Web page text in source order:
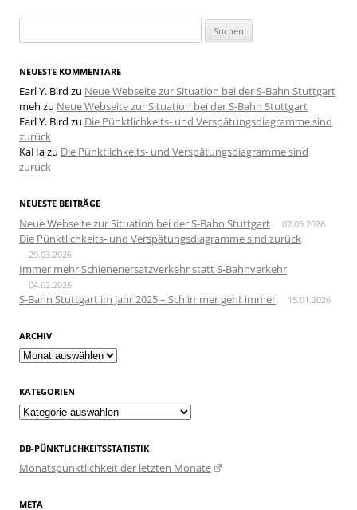
nach:
NEUESTE KOMMENTARE
Earl Y. Bird zu Neue Webseite zur Situation bei der S-Bahn Stuttgart
meh zu Neue Webseite zur Situation bei der S-Bahn Stuttgart
Earl Y. Bird zu Die Pünktlichkeits- und Verspätungsdiagramme sind
zurück
KaHazu Die Pünktlichkeits- und Verspätungsdiagramme sind
zurück
NEUESTE BEITRÄGE
Neue Webseite zur Situation bei der S-Bahn Stuttgart 07.05.2026
Die Pünktlichkeits- und Verspätungsdiagramme sind zurück
29.03.2026
Immer mehr Schienenersatzverkehr statt S-Bahnverkehr
04.02.2026
S-Bahn Stuttgart im Jahr 2025 – Schlimmer geht immer 15.01.2026
ARCHIV
Archiv
KATEGORIEN
Kategorien
DB-PÜNKTLICHKEITSSTATISTIK
Monatspünktlichkeit der letzten Monate
META